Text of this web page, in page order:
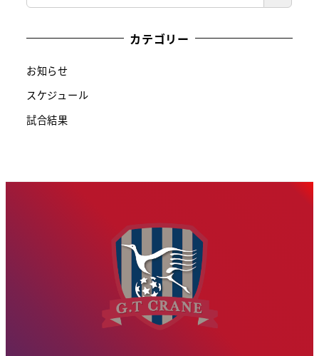
カテゴリー
お知らせ
スケジュール
試合結果